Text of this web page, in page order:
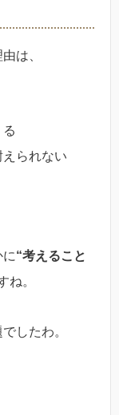
は、
られない
に“考えること
ね。
したわ。